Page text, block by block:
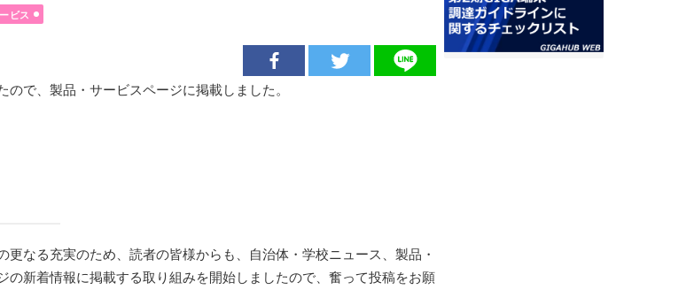
ビス
で、製品・サービスページに掲載しました。
なる充実のため、読者の皆様からも、自治体・学校ニュース、製品・
新着情報に掲載する取り組みを開始しましたので、奮って投稿をお願